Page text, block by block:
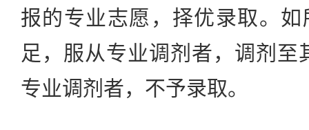
报的专业志愿，择优录取。
足，服从专业调剂者，调剂至
专业调剂者，不予录取。